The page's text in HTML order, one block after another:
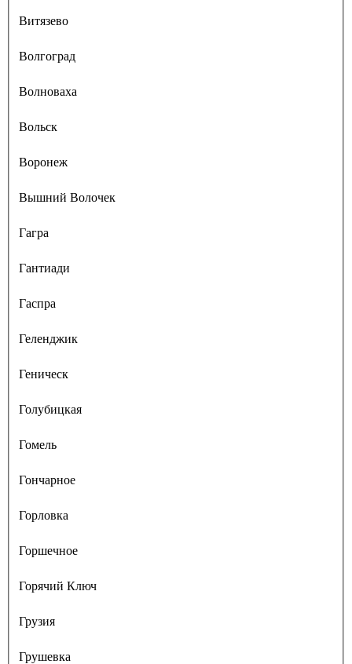
Витязево
Волгоград
Волноваха
Вольск
Воронеж
Вышний Волочек
Гагра
Гантиади
Гаспра
Геленджик
Геническ
Голубицкая
Гомель
Гончарное
Горловка
Горшечное
Горячий Ключ
Грузия
Грушевка